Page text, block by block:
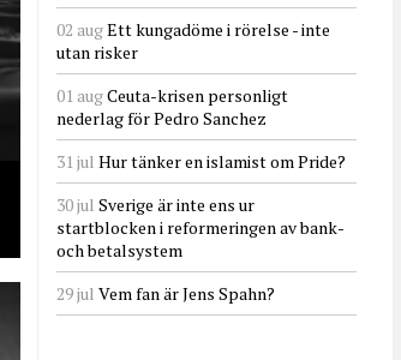
02 augEtt kungadöme i rörelse - inte
utan risker
01 augCeuta-krisen personligt
nederlag för Pedro Sanchez
31 jul Hur tänker en islamist om Pride?
30 jul Sverige är inte ens ur
startblocken i reformeringen av bank-
och betalsystem
29 jul Vem fan är Jens Spahn?